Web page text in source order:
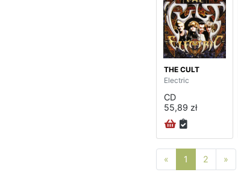
THE CULT
Electric
CD
55,89 zł
« Poprzednia strona
1 2 »